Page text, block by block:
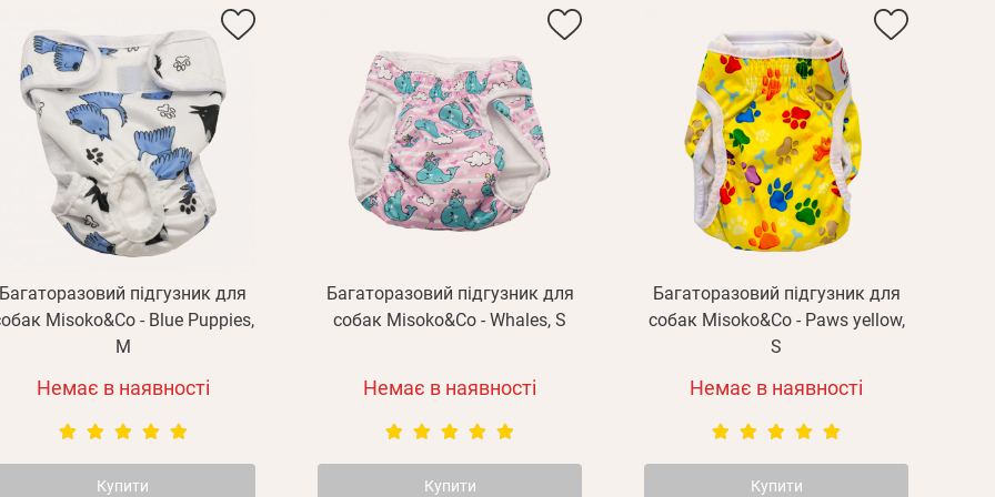
Багаторазовий підгузник для
Misoko&Co - Blue Puppies,
M
Немає в наявності
Купити
Багаторазовий підгузник для
собак Misoko&Co - Whales, S
Немає в наявності
Купити
Багаторазовий підгузник для
собак Misoko&Co - Paws yellow,
S
Немає в наявності
Купити
Пароль
Пароль